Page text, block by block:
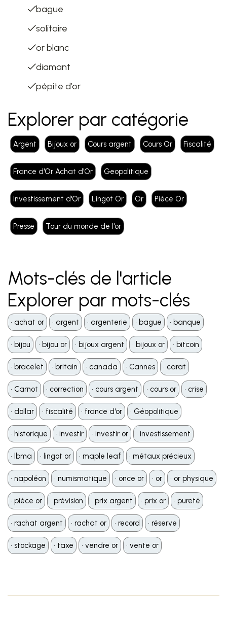
bague
solitaire
or blanc
diamant
pépite d’or
Explorer par catégorie
Argent Bijoux or Cours argent Cours Or Fiscalité
France d'Or Achat d'Or Geopolitique
Investissement d'Or Lingot Or Or Pièce Or
Presse Tour du monde de l'or
Mots-clés de l'article
Explorer par mots-clés
•️ achat or •️ argent •️ argenterie •️ bague •️ banque
•️ bijou •️ bijou or •️ bijoux argent •️ bijoux or •️ bitcoin
•️ bracelet •️ britain •️ canada •️ Cannes •️ carat
•️ Carnot •️ correction •️ cours argent •️ cours or •️ crise
•️ dollar •️ fiscalité •️ france d'or •️ Géopolitique
•️ historique •️ investir •️ investir or •️ investissement
•️ lbma •️ lingot or •️ maple leaf •️ métaux précieux
•️ napoléon •️ numismatique •️ once or •️ or •️ or physique
•️ pièce or •️ prévision •️ prix argent •️ prix or •️ pureté
•️ rachat argent •️ rachat or •️ record •️ réserve
•️ stockage •️ taxe •️ vendre or •️ vente or